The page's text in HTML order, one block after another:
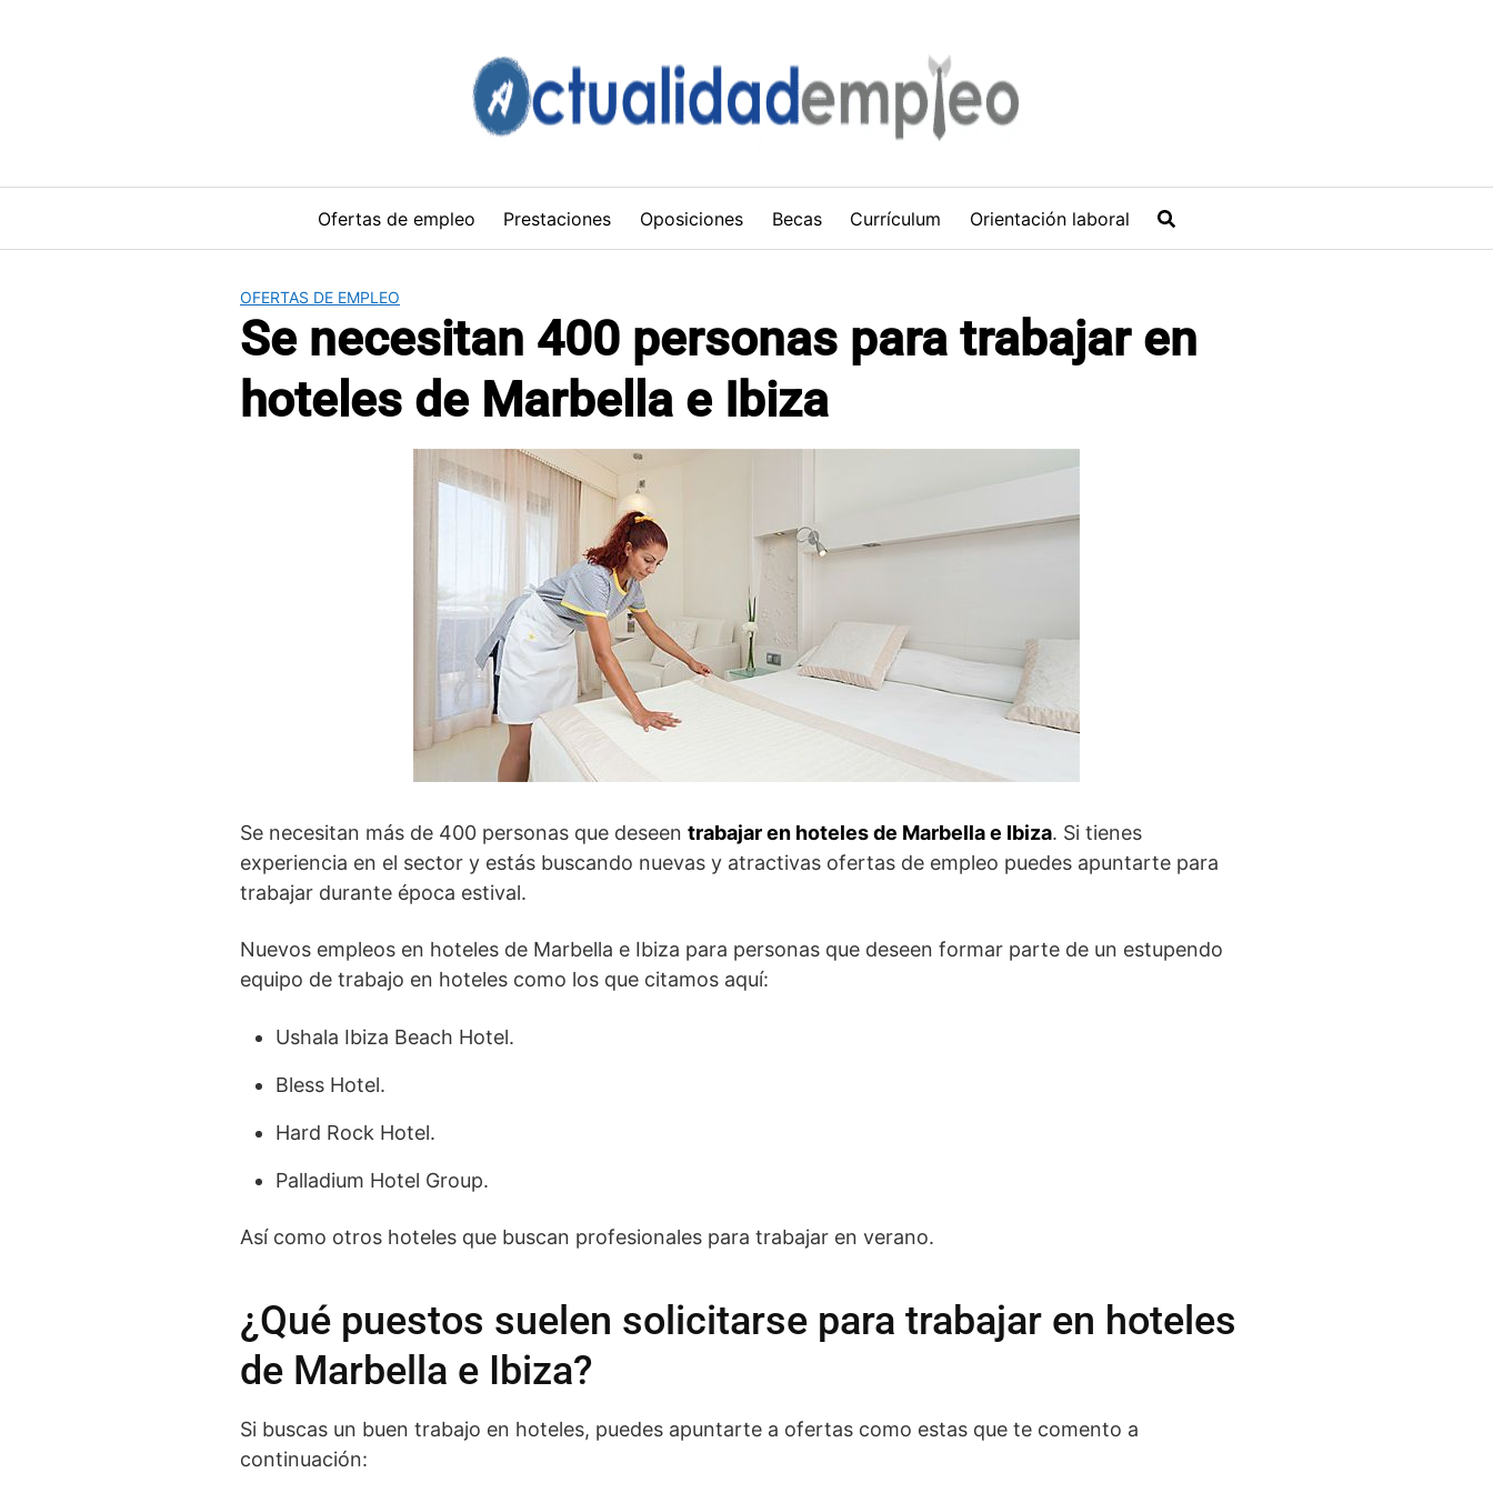
Ofertas de empleo Prestaciones Oposiciones Becas Currículum Orientación laboral
OFERTAS DE EMPLEO
Se necesitan 400 personas para trabajar en
hoteles de Marbella e Ibiza
Se necesitan más de 400 personas que deseen trabajar en hoteles de Marbella e Ibiza. Si tienes
experiencia en el sector y estás buscando nuevas y atractivas ofertas de empleo puedes apuntarte para
trabajar durante época estival.
Nuevos empleos en hoteles de Marbella e Ibiza para personas que deseen formar parte de un estupendo
equipo de trabajo en hoteles como los que citamos aquí:
Ushala Ibiza Beach Hotel.
Bless Hotel.
Hard Rock Hotel.
Palladium Hotel Group.
Así como otros hoteles que buscan profesionales para trabajar en verano.
¿Qué puestos suelen solicitarse para trabajar en hoteles
de Marbella e Ibiza?
Si buscas un buen trabajo en hoteles, puedes apuntarte a ofertas como estas que te comento a
continuación: